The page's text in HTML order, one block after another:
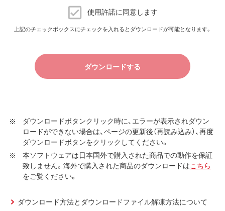
ダウンロードソフトウェア使用許諾契約
（株）バッファロー（以下、弊社といいます）は、お客様がダウ
す）に同意し、ご購入いただいた商品（以下、購入商品といい
ます）について弊社が保証契約に基づく修理を実施する際
の条件である保証契約約款、およびそれに含まれるソフト
社ダウンロードサービスに提供される、全てのソフトウェ
ア（ユーティリティ・ファームウェア・ドライバなど）を含み
以下、本ソフトウェアといいます）の使用を許諾いたしま
す。
第1条 使用許諾
使用をお客様に非専属的に許諾します。
使用許諾に同意します
上記のチェックボックスにチェックを入れるとダウンロードが可能となります。
ダウンロードする
ダウンロードボタンクリック時に、エラーが表示されダウン
ロードができない場合は、ページの更新後（再読み込み）、再度
ダウンロードボタンをクリックしてください。
本ソフトウェアは日本国外で購入された商品での動作を保証
致しません。海外で購入された商品のダウンロードはこちら
をご覧ください。
ダウンロード方法とダウンロードファイル解凍方法について